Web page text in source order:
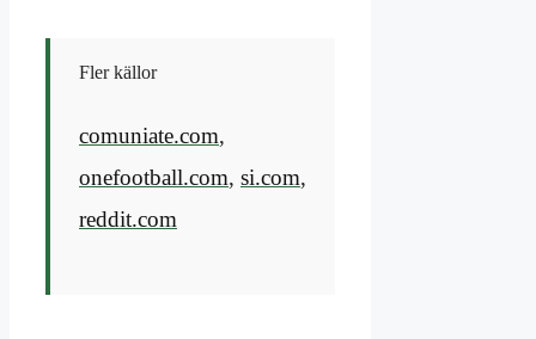
Fler källor
comuniate.com,
onefootball.com, si.com,
reddit.com